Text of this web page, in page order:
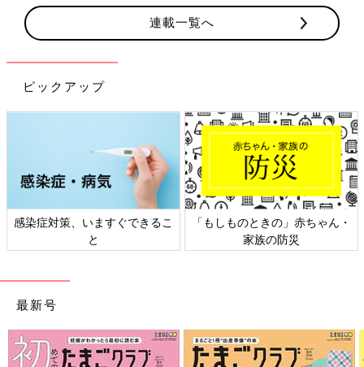
連載一覧へ
ピックアップ
感染症対策、いますぐできるこ
と
「もしものときの」赤ちゃん・
家族の防災
最新号